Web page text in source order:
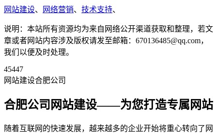
网站建设、 网络营销、 技术支持、
说明：本站所有资源均为来自网络公开渠道获取和整理，若文
章或者网站内容涉及版权请发至邮箱：670136485@qq.com，
我们以便及时处理。
45447
网站建设合肥公司
合肥公司网站建设——为您打造专属网站
随着互联网的快速发展，越来越多的企业开始将重心转向了网